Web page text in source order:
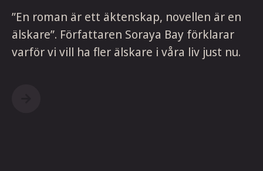
”En roman är ett äktenskap, novellen är en
älskare”. Författaren Soraya Bay förklarar
varför vi vill ha fler älskare i våra liv just nu.